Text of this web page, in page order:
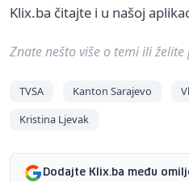
Klix.ba čitajte i u našoj
Znate nešto više o temi ili
TVSA Kanton Sarajevo
Kristina Ljevak
Dodajte Klix.ba među